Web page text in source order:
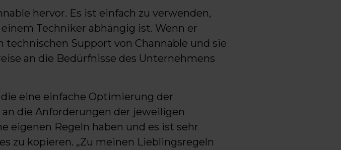
hervor. Es ist einfach zu verwenden,
Techniker abhängig ist. Wenn er
technischen Support von Channable und sie
an die Bedürfnisse des Unternehmens
eine einfache Optimierung der
die Anforderungen der jeweiligen
eigenen Regeln haben und es ist sehr
zu kopieren. „Zu meinen Lieblingsregeln